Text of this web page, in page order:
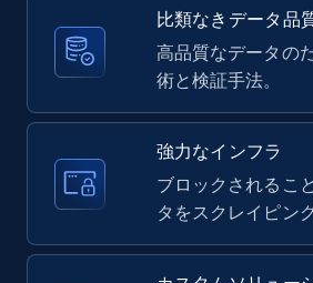
Twitter posts URLs
ID, User posted, Name,
posted, Photos, URL, Quoted
1.2K+
X (formerly Twitter) - Posts -
比類なきデータ品
高品質なデータの
術と検証手法。
強力なインフラ
ブロックされるこ
タをスクレイピング